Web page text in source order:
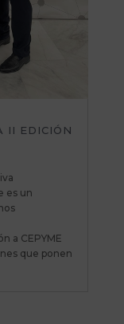
II EDICIÓN
es un
a CEPYME
que ponen